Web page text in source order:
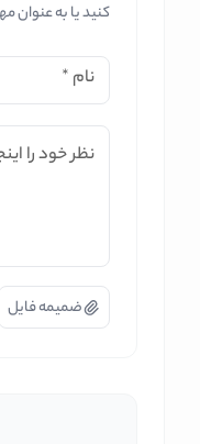
کنید یا به عنوان
نام *
نظر خود را
ضمیمه فایل